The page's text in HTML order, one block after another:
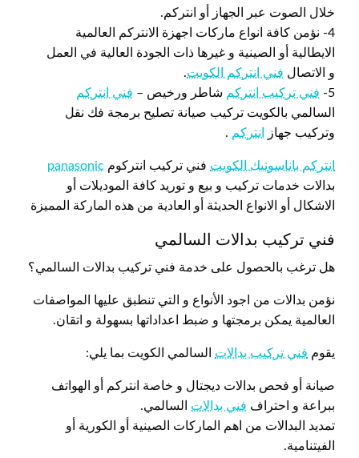
خلال الصوت عبر الجهاز أو انتركم.
4- نؤمن كافة انواع ماركات اجهزة الانتركم العالمية
الايطالية أو الصينية و غيرها ذات الجودة العالية في العمل
و الاتصال فني انتركم الكويت.
5-
فني تركيب انتركم شاطر ورخيص – فني انتركم
السالمي بالكويت تركيب صيانة تصليح برمجة فك نقل
وتركيب جهاز
انتركم .
انتركم باناسونيك الكويت فني تركيب انتركوم panasonic
بدالات خدمات تركيب و بيع و توريد كافة الموديلات أو
الاشكال أو الانواع الحديثة أو العادية من هذه الماركة المميزة
فني تركيب بدالات السالمي
هل ترغب بالحصول على خدمة فني تركيب بدالات السالمي؟
نؤمن بدالات من اجود الأنواع و التي تنطبق عليها المواصفات
العالمية يمكن برمجتها و ضبط اعداداتها بسهولة و اتقان.
يقوم فني تركيب بدالات السالمي الكويت بما يلي:
صيانة أو فحص بدالات ديجتال و خاصة انتركم أو الهواتف
ببراعة و احتراف فني بدالات السالمي.
تمديد البدالات من اهم الماركات الصينية أو الكورية أو
الفيتنامية.